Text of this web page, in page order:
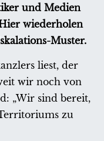
und Medien
wiederholen
Muster.
liest, der
wir noch von
„Wir sind bereit,
zu